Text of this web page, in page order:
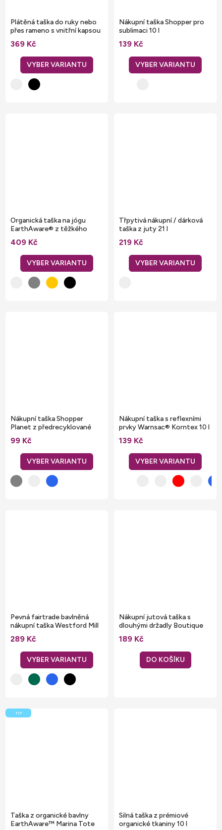
Plátěná taška do ruky nebo
přes rameno s vnitřní kapsou
369 Kč
Nákupní taška Shopper pro
sublimaci 10 l
139 Kč
Organická taška na jógu
EarthAware® z těžkého
plátna 27 litrů
409 Kč
Třpytivá nákupní / dárková
taška z juty 21 l
219 Kč
Nákupní taška Shopper
Planet z předrecyklované
bavlny
99 Kč
Nákupní taška s reflexními
prvky Warnsac® Korntex 10 l
139 Kč
Pevná fairtrade bavlněná
nákupní taška Westford Mill
39 x 41 x 14 cm
289 Kč
Nákupní jutová taška s
dlouhými držadly Boutique
Westford Mill 25 l
189 Kč
DO KOŠÍKU
TIP
Taška z organické bavlny
EarthAware™ Marina Tote
Silná taška z prémiové
organické tkaniny 10 l